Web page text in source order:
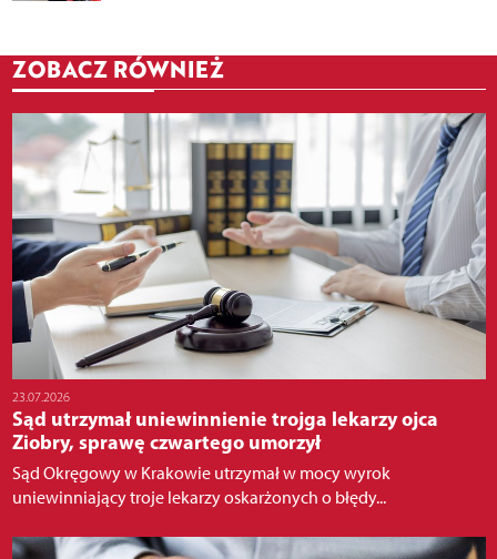
ZOBACZ RÓWNIEŻ
23.07.2026
Sąd utrzymał uniewinnienie trojga lekarzy ojca
Ziobry, sprawę czwartego umorzył
Sąd Okręgowy w Krakowie utrzymał w mocy wyrok
uniewinniający troje lekarzy oskarżonych o błędy...